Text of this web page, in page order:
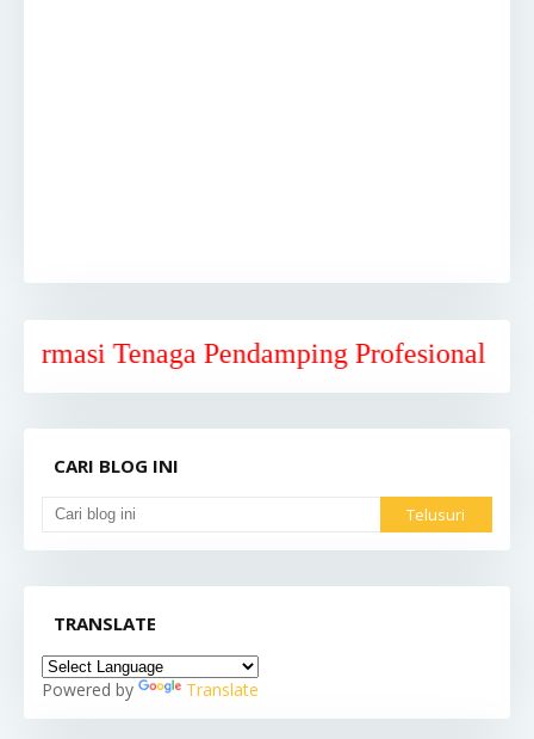
Tenaga Pendamping Profesional
CARI BLOG INI
TRANSLATE
Powered by Translate